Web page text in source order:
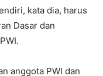
kata dia, harus
Dasar dan
anggota PWI dan